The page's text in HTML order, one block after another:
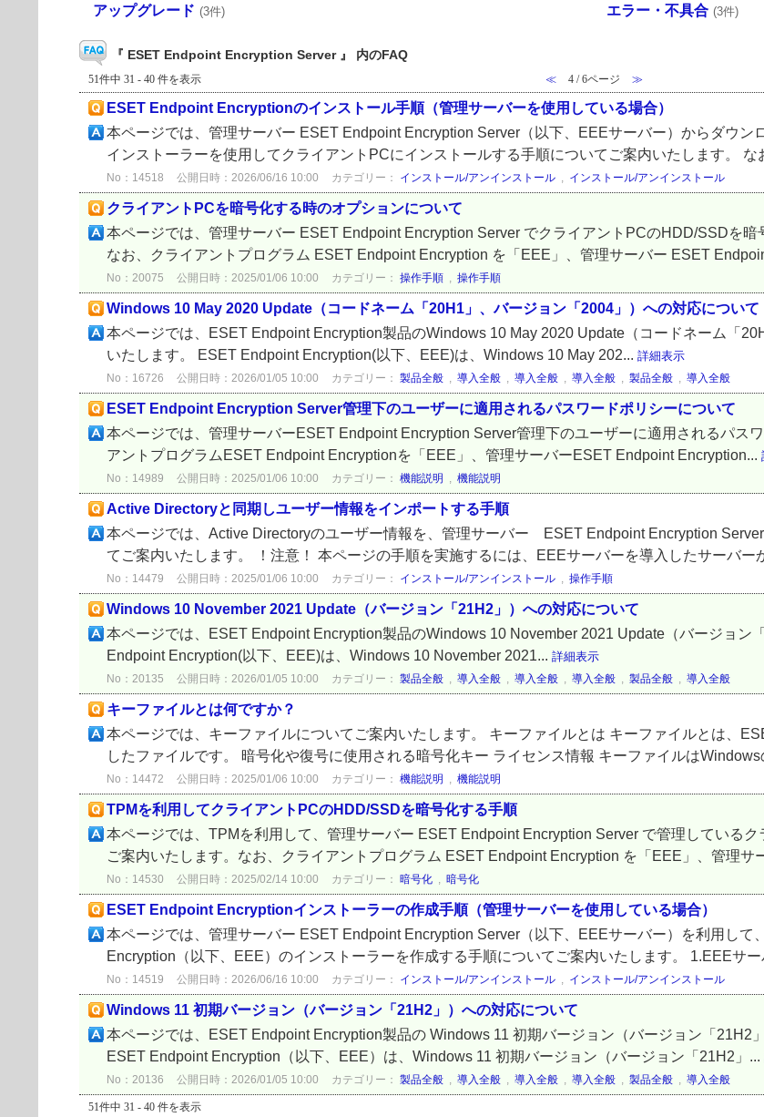
アップグレード (3件) エラー・不具合 (3件)
『 ESET Endpoint Encryption Server 』 内のFAQ
51件中 31 - 40 件を表示 ≪ 4 / 6ページ ≫
ESET Endpoint Encryptionのインストール手順（管理サーバーを使用している場合）
本ページでは、管理サーバー ESET Endpoint Encryption Server（以下、EEEサーバー）からダウ
インストーラーを使用してクライアントPCにインストールする手順についてご案内いたします。 な
No：14518 公開日時：2026/06/16 10:00 カテゴリー： インストール/アンインストール , インストール/アンインストール
クライアントPCを暗号化する時のオプションについて
本ページでは、管理サーバー ESET Endpoint Encryption Server でクライアントPCのHDD/SSDを暗
なお、クライアントプログラム ESET Endpoint Encryption を「EEE」、管理サーバー ESET
No：20075 公開日時：2025/01/06 10:00 カテゴリー： 操作手順 , 操作手順
Windows 10 May 2020 Update（コードネーム「20H1」、バージョン「2004」）への対応について
本ページでは、ESET Endpoint Encryption製品のWindows 10 May 2020 Update（コードネーム「
いたします。 ESET Endpoint Encryption(以下、EEE)は、Windows 10 May 202... 詳細表示
No：16726 公開日時：2026/01/05 10:00 カテゴリー： 製品全般 , 導入全般 , 導入全般 , 導入全般 , 製品全般 , 導入全般
ESET Endpoint Encryption Server管理下のユーザーに適用されるパスワードポリシーについて
本ページでは、管理サーバーESET Endpoint Encryption Server管理下のユーザーに適用されるパス
アントプログラムESET Endpoint Encryptionを「EEE」、管理サーバーESET Endpoint Encryption...
No：14989 公開日時：2025/01/06 10:00 カテゴリー： 機能説明 , 機能説明
Active Directoryと同期しユーザー情報をインポートする手順
本ページでは、Active Directoryのユーザー情報を、管理サーバー ESET Endpoint Encryption
てご案内いたします。 ！注意！ 本ページの手順を実施するには、EEEサーバーを導入したサーバー
No：14479 公開日時：2025/01/06 10:00 カテゴリー： インストール/アンインストール , 操作手順
Windows 10 November 2021 Update（バージョン「21H2」）への対応について
本ページでは、ESET Endpoint Encryption製品のWindows 10 November 2021 Update（バージョン
Endpoint Encryption(以下、EEE)は、Windows 10 November 2021... 詳細表示
No：20135 公開日時：2026/01/05 10:00 カテゴリー： 製品全般 , 導入全般 , 導入全般 , 導入全般 , 製品全般 , 導入全般
キーファイルとは何ですか？
本ページでは、キーファイルについてご案内いたします。 キーファイルとは キーファイルとは、
したファイルです。 暗号化や復号に使用される暗号化キー ライセンス情報 キーファイルは
No：14472 公開日時：2025/01/06 10:00 カテゴリー： 機能説明 , 機能説明
TPMを利用してクライアントPCのHDD/SSDを暗号化する手順
本ページでは、TPMを利用して、管理サーバー ESET Endpoint Encryption Server で管理している
ご案内いたします。なお、クライアントプログラム ESET Endpoint Encryption を「EEE」、管理サ
No：14530 公開日時：2025/02/14 10:00 カテゴリー： 暗号化 , 暗号化
ESET Endpoint Encryptionインストーラーの作成手順（管理サーバーを使用している場合）
本ページでは、管理サーバー ESET Endpoint Encryption Server（以下、EEEサーバー）を利用して
Encryption（以下、EEE）のインストーラーを作成する手順についてご案内いたします。 1.EEEサ
No：14519 公開日時：2026/06/16 10:00 カテゴリー： インストール/アンインストール , インストール/アンインストール
Windows 11 初期バージョン（バージョン「21H2」）への対応について
本ページでは、ESET Endpoint Encryption製品の Windows 11 初期バージョン（バージョン「21H2
ESET Endpoint Encryption（以下、EEE）は、Windows 11 初期バージョン（バージョン「21H2」...
No：20136 公開日時：2026/01/05 10:00 カテゴリー： 製品全般 , 導入全般 , 導入全般 , 導入全般 , 製品全般 , 導入全般
51件中 31 - 40 件を表示